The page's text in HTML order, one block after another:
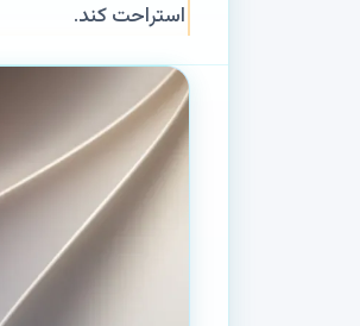
استراحت کند.